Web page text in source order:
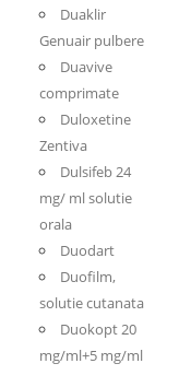
Duaklir
Genuair pulbere
Duavive
comprimate
Duloxetine
Zentiva
Dulsifeb 24
mg/ ml solutie
orala
Duodart
Duofilm,
solutie cutanata
Duokopt 20
mg/ml+5 mg/ml